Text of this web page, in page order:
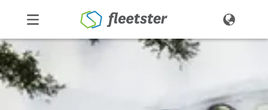
Produkte
Preise
Über uns